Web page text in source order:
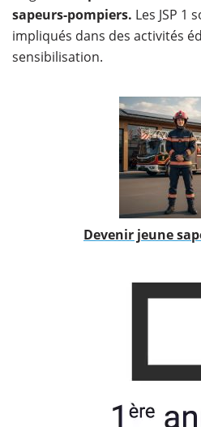
sapeurs-pompiers. Les JSP 1
impliqués dans des activités
sensibilisation.
Devenir jeune